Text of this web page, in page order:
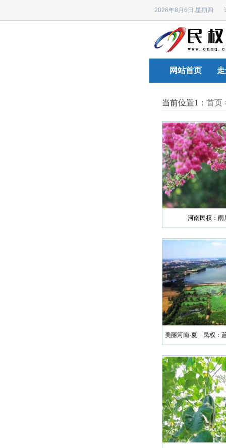
2026年8月6日 星期四
网站首页
当前位置1： 首页
河南民权：雨
美丽河南·夏︱民权：